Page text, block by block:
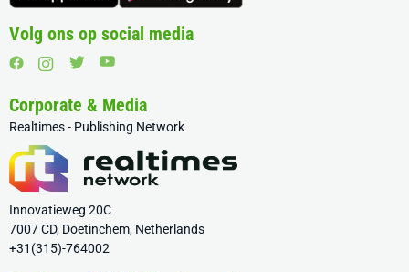
Volg ons op social media
Corporate & Media
Realtimes - Publishing Network
Innovatieweg 20C
7007 CD, Doetinchem, Netherlands
+31(315)-764002